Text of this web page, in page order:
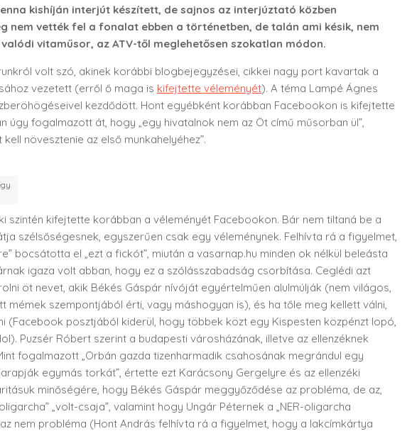
kishíján interjút készített, de sajnos az interjúztató közben
nem vették fel a fonalat ebben a történetben, de talán ami késik, nem
vitaműsor, az ATV-től meglehetősen szokatlan módon.
volt szó, akinek korábbi blogbejegyzései, cikkei nagy port kavartak a
vezetett (erről ő maga is kifejtette véleményét). A téma Lampé Ágnes
kezdődött. Hont egyébként korábban Facebookon is kifejtette
úgy fogalmazott át, hogy „egy hivatalnok nem az Öt című műsorban ül”,
növesztenie az első munkahelyéhez”.
szintén kifejtette korábban a véleményét Facebookon. Bár nem tiltaná be a
szélsőségesnek, egyszerűen csak egy véleménynek. Felhívta rá a figyelmet,
bocsátotta el „ezt a fickót”, miután a vasarnap.hu minden ok nélkül beleásta
igaza volt abban, hogy ez a szólásszabadság csorbítása. Ceglédi azt
öt nevet, akik Békés Gáspár nívóját egyértelműen alulmúlják (nem világos,
mémek szempontjából érti, vagy máshogyan is), és ha tőle meg kellett válni,
(Facebook posztjából kiderül, hogy többek közt egy Kispesten közpénzt lopó,
Puzsér Róbert szerint a budapesti városházának, illetve az ellenzéknek
fogalmazott „Orbán gazda tizenharmadik csahosának megrándul egy
egymás torkát”, értette ezt Karácsony Gergelyre és az ellenzéki
minőségére, hogy Békés Gáspár meggyőződése az probléma, de az,
„volt-csaja”, valamint hogy Ungár Péternek a „NER-oligarcha
nem probléma (Hont András felhívta rá a figyelmet, hogy a lakcímkártya